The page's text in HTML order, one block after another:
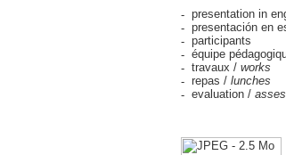
presentation in
presentación en
participants
équipe
travaux / works
repas / lunches
evaluation /